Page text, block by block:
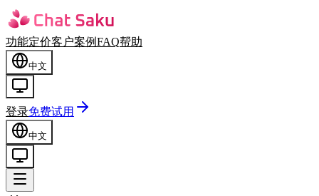
功能定价客户案例FAQ帮助
中文
登录免费试用
中文